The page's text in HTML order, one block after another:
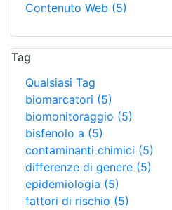
Contenuto Web (5)
Tag
Qualsiasi Tag
biomarcatori (5)
biomonitoraggio (5)
bisfenolo a (5)
contaminanti chimici (5)
differenze di genere (5)
epidemiologia (5)
fattori di rischio (5)